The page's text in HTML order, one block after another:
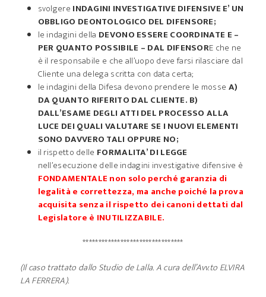
svolgere INDAGINI INVESTIGATIVE DIFENSIVE E’ UN
OBBLIGO DEONTOLOGICO DEL DIFENSORE;
le indagini della DEVONO ESSERE COORDINATE E –
PER QUANTO POSSIBILE – DAL DIFENSORE che ne
è il responsabile e che all’uopo deve farsi rilasciare dal
Cliente una delega scritta con data certa;
le indagini della Difesa devono prendere le mosse A)
DA QUANTO RIFERITO DAL CLIENTE. B)
DALL’ESAME DEGLI ATTI DEL PROCESSO ALLA
LUCE DEI QUALI VALUTARE SE I NUOVI ELEMENTI
SONO DAVVERO TALI OPPURE NO;
il rispetto delle FORMALITA’ DI LEGGE
nell’esecuzione delle indagini investigative difensive è
FONDAMENTALE non solo perché garanzia di
legalità e correttezza, ma anche poiché la prova
acquisita senza il rispetto dei canoni dettati dal
Legislatore è INUTILIZZABILE.
********************************
(Il caso trattato dallo Studio de Lalla. A cura dell’Avv.to ELVIRA
LA FERRERA).